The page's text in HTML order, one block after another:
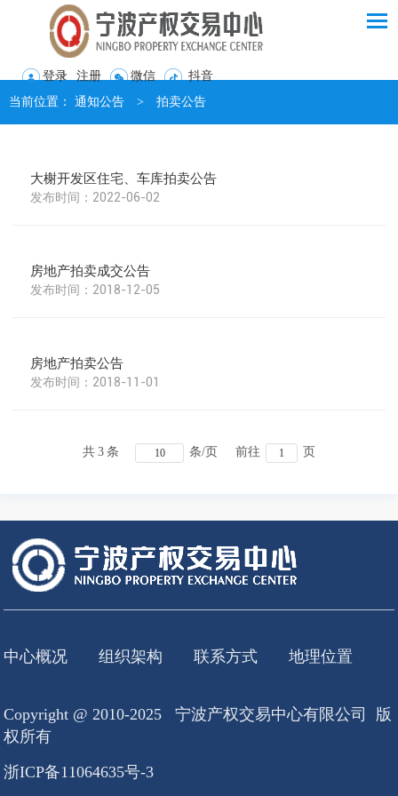
登录 注册 微信
抖音
当前位置：
通知公告 > 拍卖公告
大榭开发区住宅、车库拍卖公告
2022-06-02
房地产拍卖成交公告
2018-12-05
房地产拍卖公告
2018-11-01
共 3 条 条/页 前往 页
中心概况 组织架构 联系方式 地理位置
Copyright @ 2010-2025 宁波产权交易中心有限公司 版
权所有
浙ICP备11064635号-3